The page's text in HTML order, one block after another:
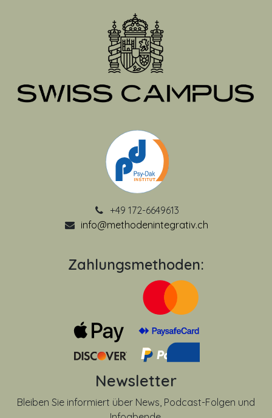
+49 172-6649613
info@methodenintegrativ.ch
Zahlungsmethoden:
Newsletter
Bleiben Sie informiert über News, Podcast-Folgen und